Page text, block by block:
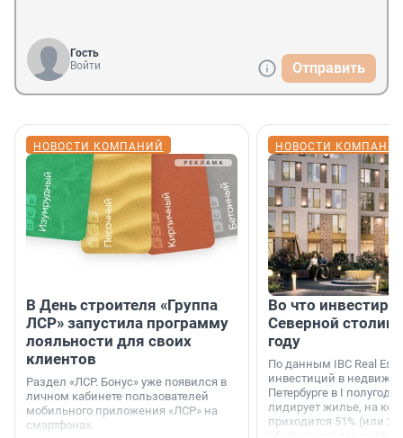
Гость
Войти
Отправить
НОВОСТИ КОМПАНИЙ
В День строителя «Группа
ЛСР» запустила программу
лояльности для своих
клиентов
Раздел «ЛСР. Бонус» уже появился в
личном кабинете пользователей
мобильного приложения «ЛСР» на
смартфонах.
НОВОСТИ
Во что
Северной
году
По данным IBC Real
инвестиций в
Петербурге в I
лидирует жилье, на
приходится 51% (или